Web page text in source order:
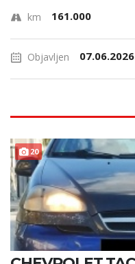
km 161.000
Objavljen
20